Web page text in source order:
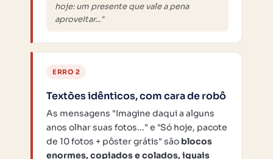
hoje: um presente que vale a pena
aproveitar..."
ERRO 2
Textões idênticos, com cara de robô
As mensagens "Imagine daqui a alguns
anos olhar suas fotos..." e "Só hoje, pacote
de 10 fotos + pôster grátis" são blocos
enormes, copiados e colados, iguais